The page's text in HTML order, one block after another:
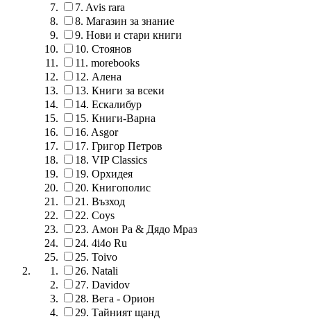
7. Avis rara
8. Магазин за знание
9. Нови и стари книги
10. Стоянов
11. morebooks
12. Алена
13. Книги за всеки
14. Ескалибур
15. Книги-Варна
16. Asgor
17. Григор Петров
18. VIP Classics
19. Орхидея
20. Книгополис
21. Възход
22. Coys
23. Амон Ра & Дядо Мраз
24. 4i4o Ru
25. Toivo
26. Natali
27. Davidov
28. Вега - Орион
29. Тайният щанд